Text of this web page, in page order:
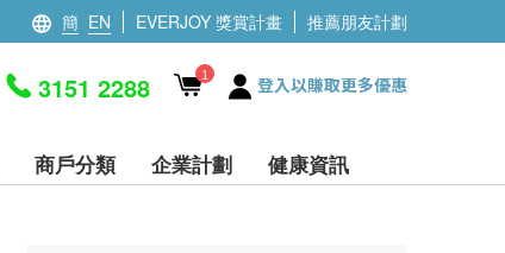
簡 EN EVERJOY 獎賞計畫 推薦朋友計劃
3151 2288 1 登入以賺取更多優惠
商戶分類 企業計劃 健康資訊